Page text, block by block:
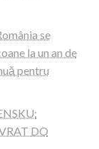
se
la un an de
pentru
DO